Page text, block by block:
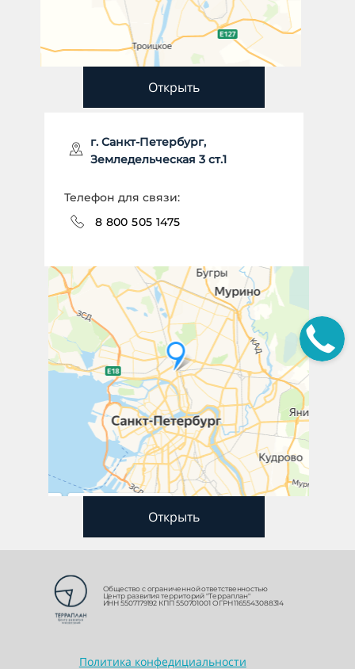
г. Санкт-Петербург,
Земледельческая 3 ст.1
Телефон для связи:
8 800 505 1475
Открыть
Открыть
Политика конфедициальности
Общество с ограниченной ответственностью
Центр развития территорий "Терраплан"
ИНН 5507179192 КПП 550701001 ОГРН 1165543088314